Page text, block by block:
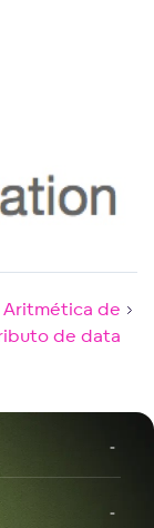
Aritmética de
de data